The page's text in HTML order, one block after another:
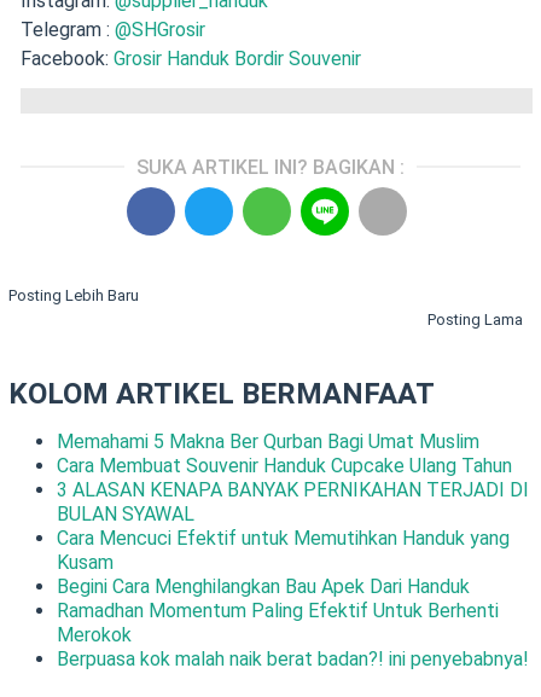
Telegram : @SHGrosir
Facebook: Grosir Handuk Bordir Souvenir
SUKA ARTIKEL INI? BAGIKAN :
Posting Lebih Baru
Posting Lama
KOLOM ARTIKEL BERMANFAAT
Memahami 5 Makna Ber Qurban Bagi Umat Muslim
Cara Membuat Souvenir Handuk Cupcake Ulang Tahun
3 ALASAN KENAPA BANYAK PERNIKAHAN TERJADI DI
BULAN SYAWAL
Cara Mencuci Efektif untuk Memutihkan Handuk yang
Kusam
Begini Cara Menghilangkan Bau Apek Dari Handuk
Ramadhan Momentum Paling Efektif Untuk Berhenti
Merokok
Berpuasa kok malah naik berat badan?! ini penyebabnya!